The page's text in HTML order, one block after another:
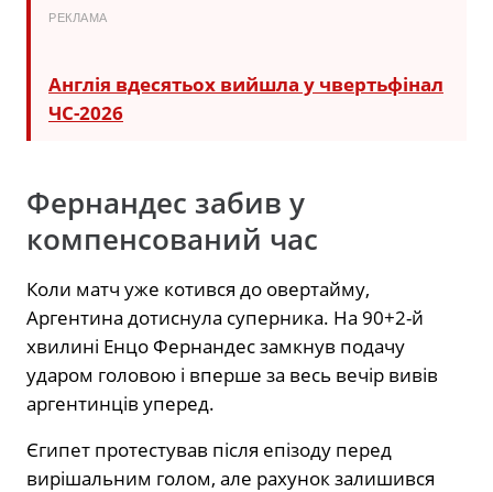
РЕКЛАМА
Англія вдесятьох вийшла у чвертьфінал
ЧС-2026
Фернандес забив у
компенсований час
Коли матч уже котився до овертайму,
Аргентина дотиснула суперника. На 90+2-й
хвилині Енцо Фернандес замкнув подачу
ударом головою і вперше за весь вечір вивів
аргентинців уперед.
Єгипет протестував після епізоду перед
вирішальним голом, але рахунок залишився